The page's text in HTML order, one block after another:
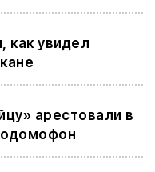
как увидел
арестовали в